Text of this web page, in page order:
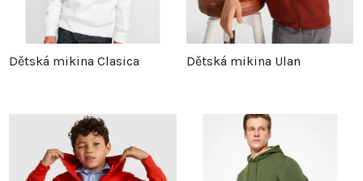
Dětská mikina Clasica Dětská mikina Ulan